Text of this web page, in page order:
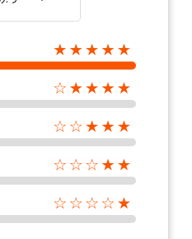
★★★★★
★★★★☆
★★★☆☆
★★☆☆☆
★☆☆☆☆